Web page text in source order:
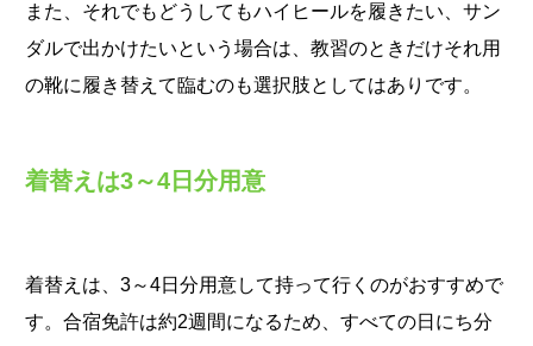
また、それでもどうしてもハイヒールを履きたい、サン
ダルで出かけたいという場合は、教習のときだけそれ用
の靴に履き替えて臨むのも選択肢としてはありです。
着替えは3～4日分用意
着替えは、3～4日分用意して持って行くのがおすすめで
す。合宿免許は約2週間になるため、すべての日にち分